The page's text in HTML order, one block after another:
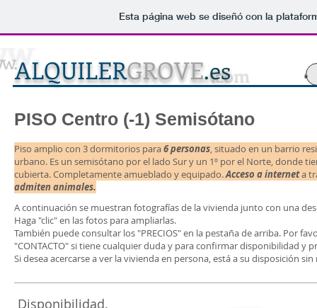
Esta página web se diseñó con la
.com
ALQUILERGROVE.es
PISO Centro (-1) Semisótano
Piso amplio con 3 dormitorios para6 personas, situado en un barrio
urbano. Es un semisótano por el lado Sur y un 1º por el Norte, donde
cubierta.Completamente amueblado y equipado.Acceso a interneta
admiten animales.
A continuación se muestran fotografías de la vivienda junto con una
Haga "clic" en las fotos para ampliarlas.
​También puede consultar los "PRECIOS" en la pestaña de arriba. Por
"CONTACTO" si tiene cualquier duda y para confirmar disponibilidad y
Si desea acercarse a ver la vivienda en persona, está a su disposición
Disponibilidad.